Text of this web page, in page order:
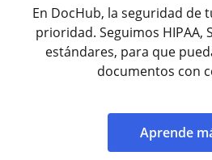
En DocHub, la seguridad de
prioridad. Seguimos HIPAA,
estándares, para que
documentos con
Aprende